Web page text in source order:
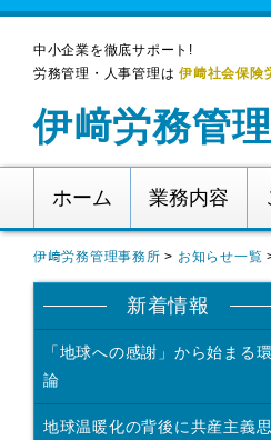
中小企業を徹底サポート!
労務管理・人事管理は伊﨑社会保険
伊﨑労務管
ホーム 業務内容
伊﨑労務管理事務所 > お知らせ一覧
新着情報
「地球への感謝」から始まる
論
地球温暖化の背後に共産主義